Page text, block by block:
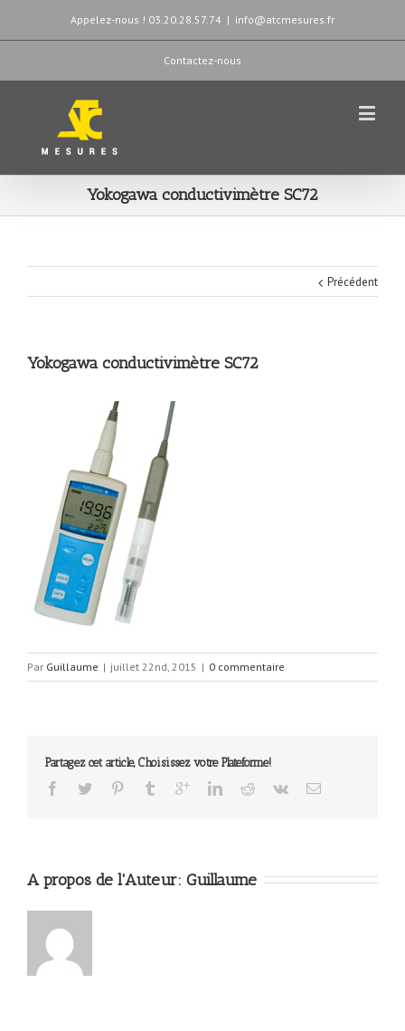
Appelez-nous ! 03.20.28.57.74 | info@atcmesures.fr
Contactez-nous
Yokogawa conductivimètre SC72
Précédent
Yokogawa conductivimètre SC72
Par Guillaume | juillet 22nd, 2015 | 0 commentaire
Partagez cet article, Choisissez votre Plateforme!
A propos de l'Auteur: Guillaume